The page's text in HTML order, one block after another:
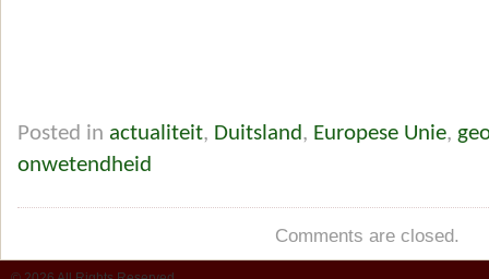
Posted in actualiteit, Duitsland, Europese Unie,
onwetendheid
Comments are closed.